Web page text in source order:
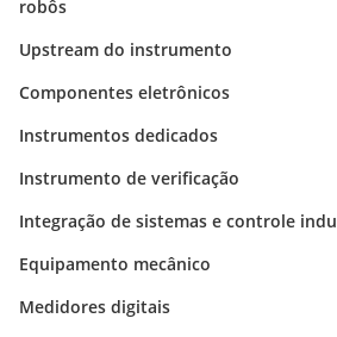
robôs
Upstream do instrumento
Componentes eletrônicos
Instrumentos dedicados
Instrumento de verificação
Integração de sistemas e controle indu
strial
Equipamento mecânico
Medidores digitais